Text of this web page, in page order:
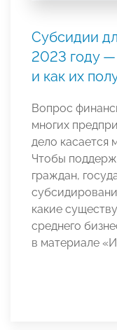
Субсидии
2023 году
и как их
Вопрос
многих
дело касается
Чтобы
граждан,
какие
среднего
в материале